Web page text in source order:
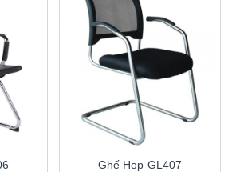
Ghế Họp GL407